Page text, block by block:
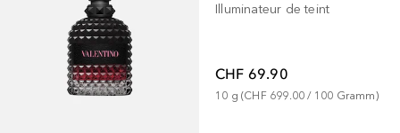
Illuminateur de teint
CHF 69.90
10 g (CHF 699.00 / 100 Gramm)